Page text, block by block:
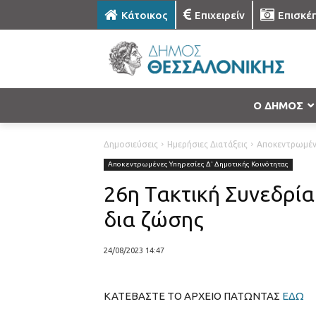
Κάτοικος Επιχειρείν
Ο ΔΗΜΟΣ
Δημοσιεύσεις Ημερήσιες Διατάξεις
Αποκεντρωμένες Υπηρεσίες Δ' Δημοτικής Κοινότητας
26η Τακτική
δια ζώσης
24/08/2023 14:47
ΚΑΤΕΒΑΣΤΕ ΤΟ ΑΡΧΕΙΟ ΠΑΤΩΝΤΑΣ ΕΔΩ